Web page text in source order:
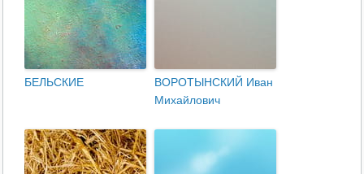
БЕЛЬСКИЕ
ВОРОТЫНСКИЙ Иван
Михайлович